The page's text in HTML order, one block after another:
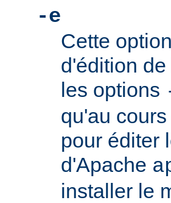
-e
Cette
d'édition
les options
qu'au
pour éditer
d'Apache
installer le